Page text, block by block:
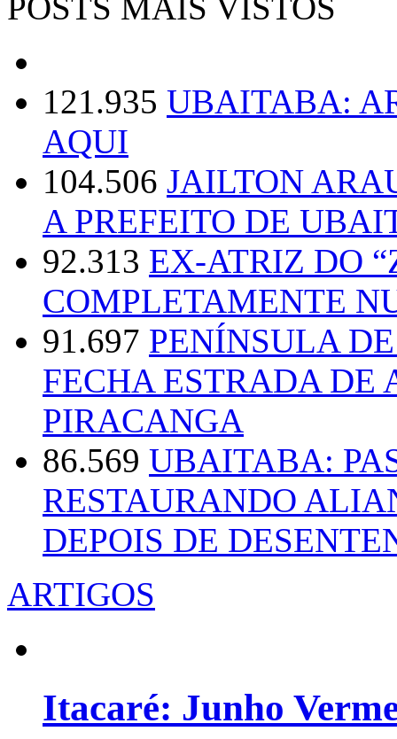
POSTS MAIS VISTOS
121.935 UBAITABA:
AQUI
104.506 JAILTON
A PREFEITO DE
92.313 EX-ATRIZ DO
COMPLETAMENTE
91.697 PENÍNSULA
FECHA ESTRADA DE
PIRACANGA
86.569 UBAITABA:
RESTAURANDO
DEPOIS DE
ARTIGOS
Itacaré: Junho